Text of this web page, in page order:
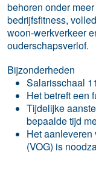
behoren onder
bedrijfsfitness,
woon-werkverkeer
ouderschapsverlof.
Bijzonderheden
Salarisschaal
Het betreft een
Tijdelijke
bepaalde tijd
Het aanleveren
(VOG) is